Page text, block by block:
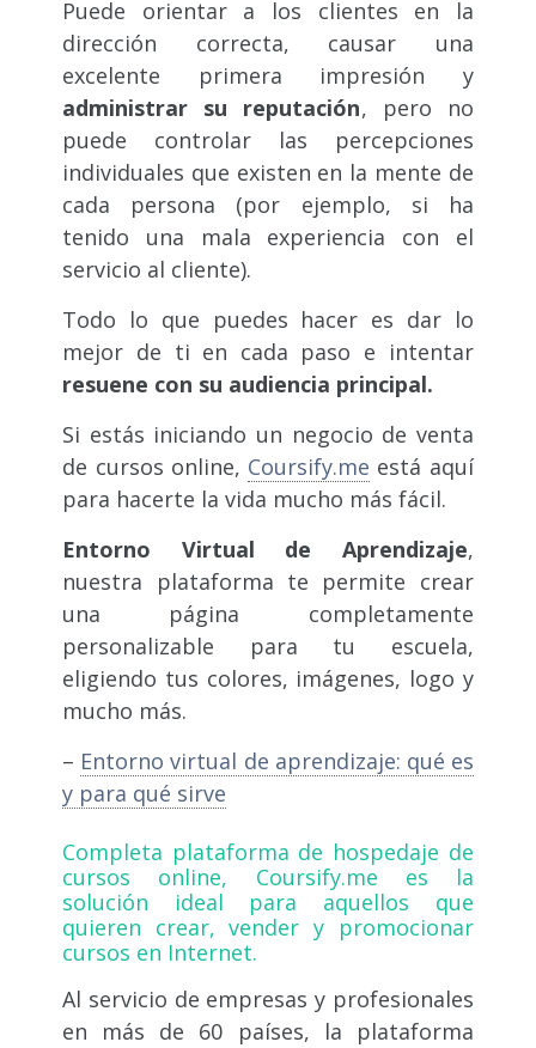
Puede orientar a los clientes en la
dirección correcta, causar una
excelente primera impresión y
administrar su reputación, pero no
puede controlar las percepciones
individuales que existen en la mente de
cada persona (por ejemplo, si ha
tenido una mala experiencia con el
servicio al cliente).
Todo lo que puedes hacer es dar lo
mejor de ti en cada paso e intentar
resuene con su audiencia principal.
Si estás iniciando un negocio de venta
de cursos online, Coursify.me está aquí
para hacerte la vida mucho más fácil.
Entorno Virtual de Aprendizaje,
nuestra plataforma te permite crear
una página completamente
personalizable para tu escuela,
eligiendo tus colores, imágenes, logo y
mucho más.
– Entorno virtual de aprendizaje: qué es
y para qué sirve
Completa plataforma de hospedaje de
cursos online, Coursify.me es la
solución ideal para aquellos que
quieren crear, vender y promocionar
cursos en Internet.
Al servicio de empresas y profesionales
en más de 60 países, la plataforma